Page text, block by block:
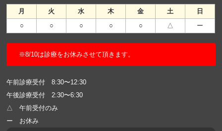
月 火 水 木 金 土
日
○
○ ○ ○ ○ △ ー
※8/10は診療をお休みさせて頂きます。
午前診療受付 8:30〜12:30
午後診療受付 2:30〜6:30
△ 午前受付のみ
ー お休み